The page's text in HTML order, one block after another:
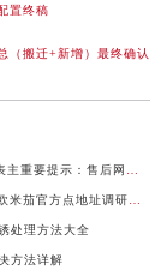
置终稿
（搬迁+新增）最终确认
2026年6月欧米茄表主重要提示：售后网点搬迁与新增
2026最新OMEGA欧米茄官方点地址调研报告
处理方法大全
方法详解